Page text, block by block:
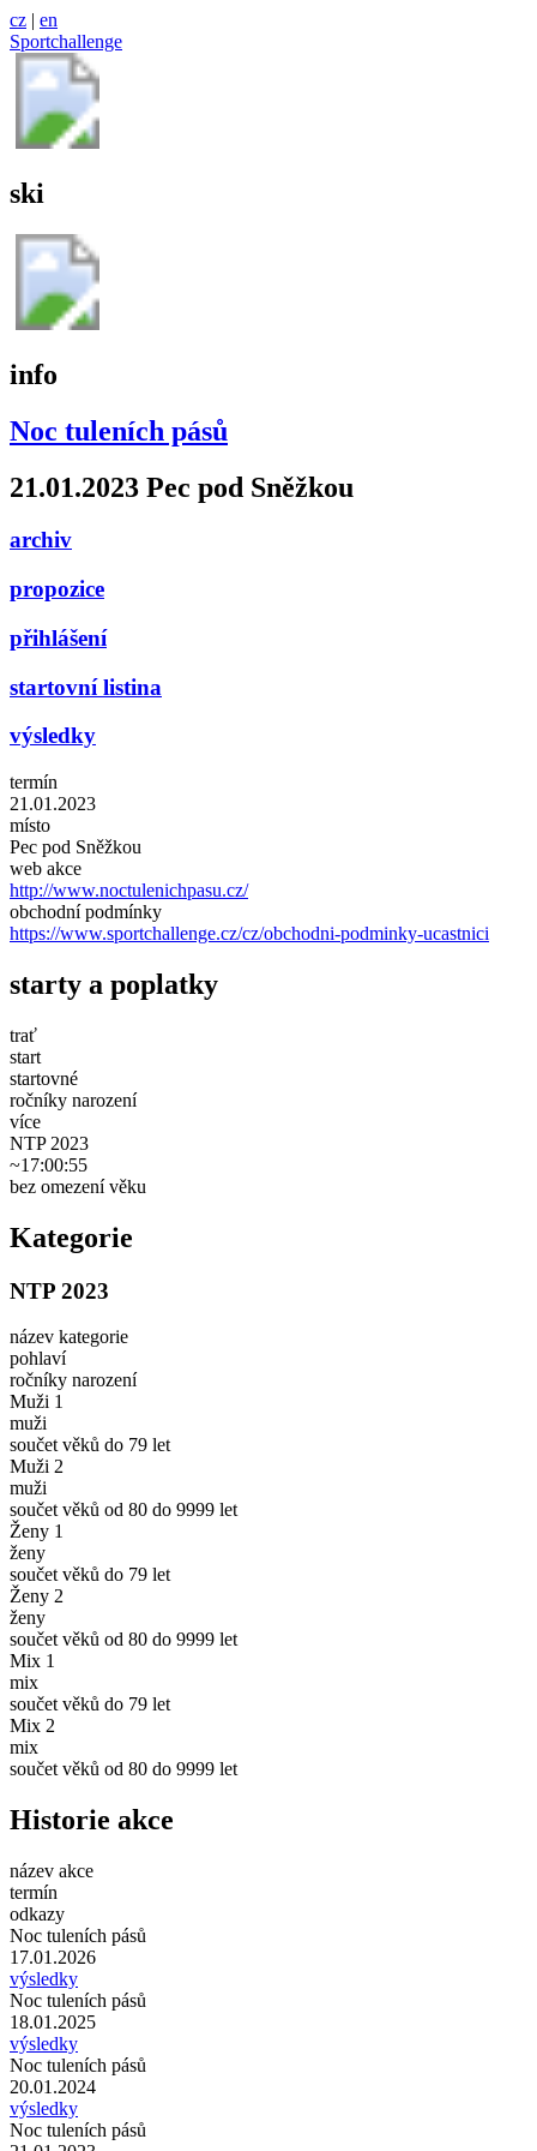
cz | en
Sportchallenge
ski
info
Noc tuleních pásů
21.01.2023 Pec pod Sněžkou
archiv
propozice
přihlášení
startovní listina
výsledky
termín
21.01.2023
místo
Pec pod Sněžkou
web akce
http://www.noctulenichpasu.cz/
obchodní podmínky
https://www.sportchallenge.cz/cz/obchodni-podminky-ucastnici
starty a poplatky
trať
start
startovné
ročníky narození
více
NTP 2023
~17:00:55
bez omezení věku
Kategorie
NTP 2023
název kategorie
pohlaví
ročníky narození
Muži 1
muži
součet věků do 79 let
Muži 2
muži
součet věků od 80 do 9999 let
Ženy 1
ženy
součet věků do 79 let
Ženy 2
ženy
součet věků od 80 do 9999 let
Mix 1
mix
součet věků do 79 let
Mix 2
mix
součet věků od 80 do 9999 let
Historie akce
název akce
termín
odkazy
Noc tuleních pásů
17.01.2026
výsledky
Noc tuleních pásů
18.01.2025
výsledky
Noc tuleních pásů
20.01.2024
výsledky
Noc tuleních pásů